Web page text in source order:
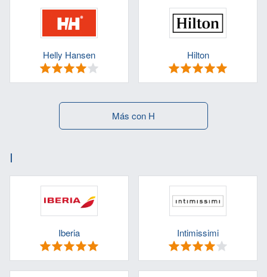
Helly Hansen Hilton
Más con H
I
Iberia Intimissimi